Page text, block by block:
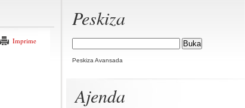
Peskiza
Peskiza Avansada
Ajenda
Imprime